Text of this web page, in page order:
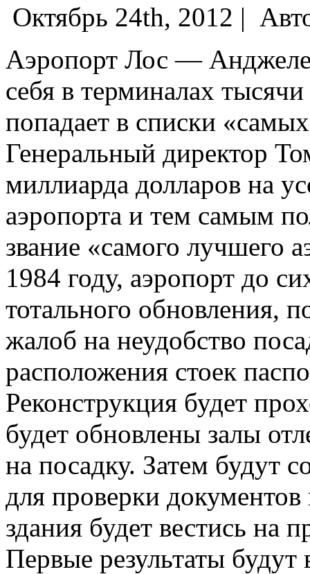
Октябрь 24th, 2012 |
Аэропорт Лос —
себя в терминалах
попадает в списки
Генеральный директор
миллиарда долларов на
аэропорта и тем самым
звание «самого лучшего
1984 году, аэропорт до
тотального обновления,
жалоб на неудобство
расположения стоек
Реконструкция будет
будет обновлены залы
на посадку. Затем будут
для проверки
здания будет вестись на
Первые результаты